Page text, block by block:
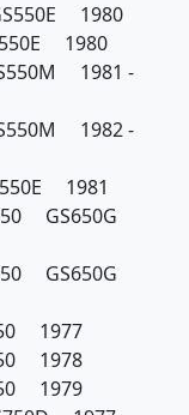
1980
1980
1981 -
1982 -
1981
GS650G
GS650G
1977
1978
1979